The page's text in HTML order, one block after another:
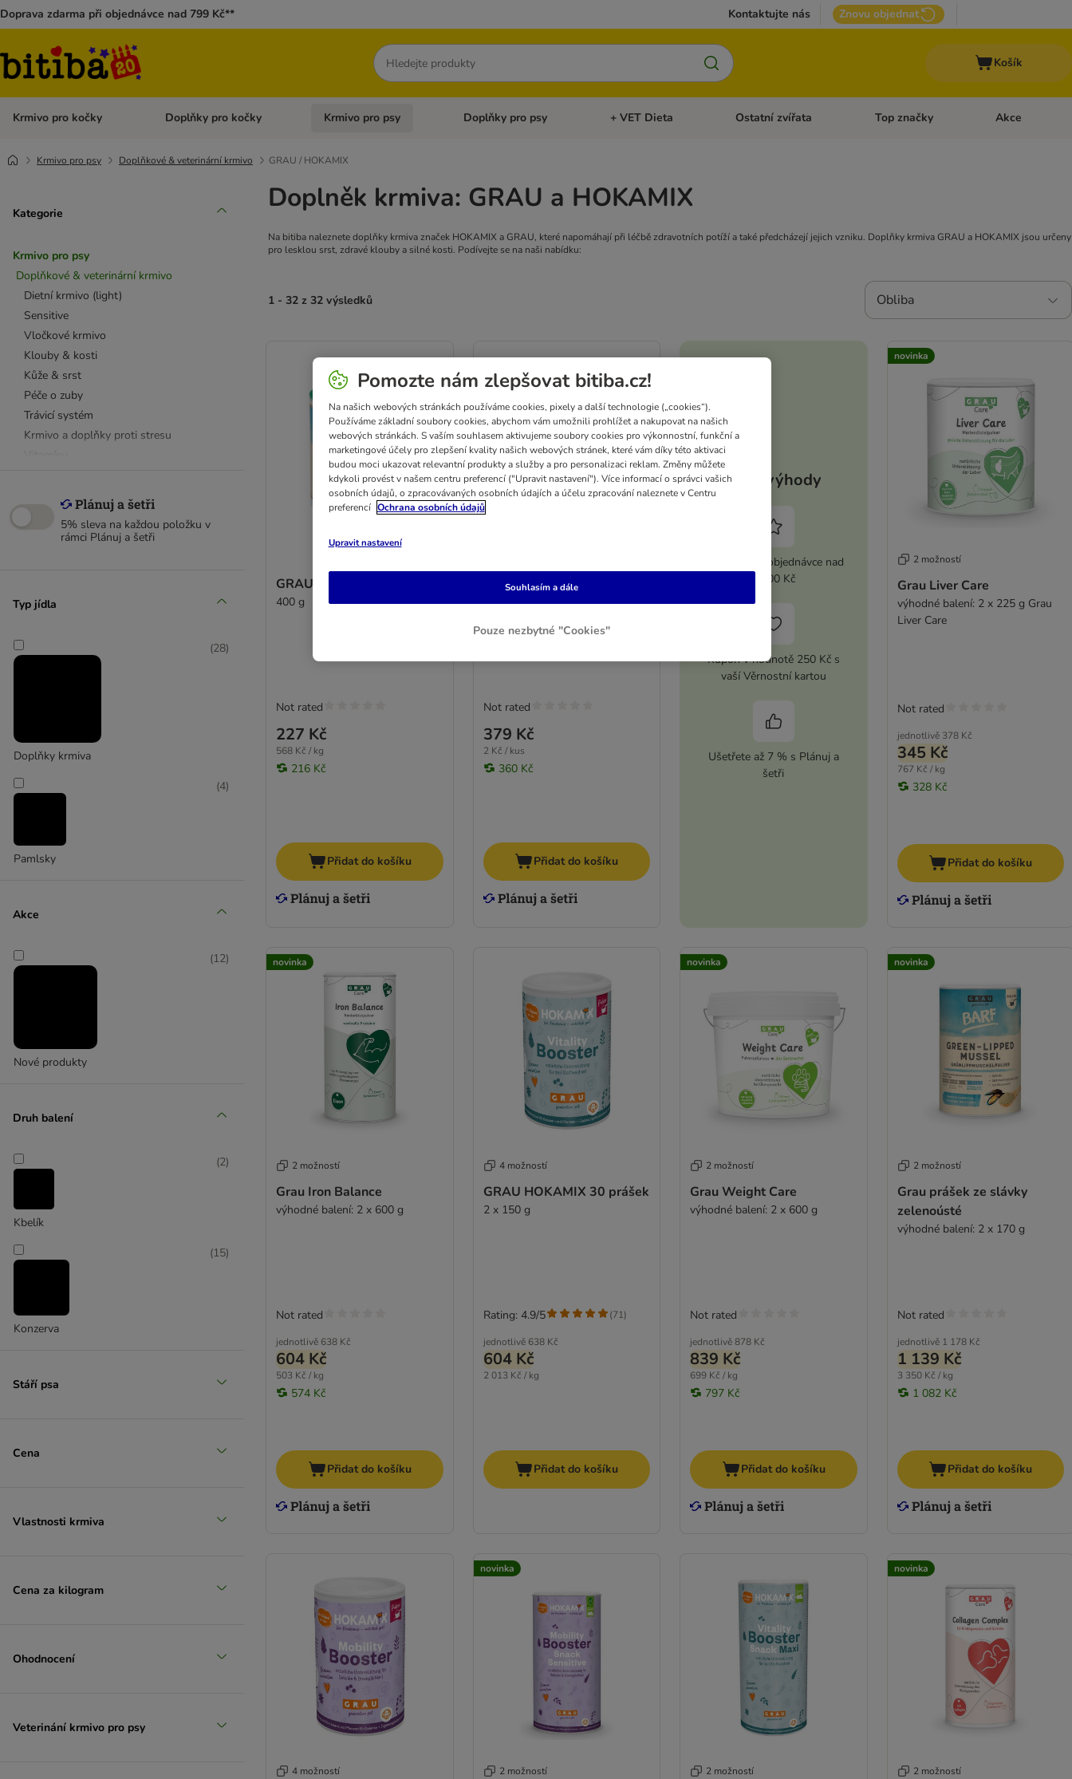
Doprava zdarma při objednávce nad 799 Kč** Kontaktujte nás Znovu objednat
Hledat
Košík
Krmivo pro kočky Otevřít menu: Krmivo pro kočky
Doplňky pro kočky Otevřít menu: Doplňky pro kočky
Krmivo pro psy Otevřít menu: Krmivo pro psy
Doplňky pro psy Otevřít menu: Doplňky pro psy
+ VET Dieta Otevřít menu: + VET Dieta
Ostatní zvířata Otevřít menu: Ostatní zvířata
Top značky Otevřít menu:
Akce
Krmivo pro psy Doplňkové & veterinární krmivo GRAU / HOKAMIX
Kategorie
Krmivo pro psy
Doplňkové & veterinární krmivo
Dietní krmivo (light)
Sensitive
Vločkové krmivo
Klouby & kosti
Kůže & srst
Péče o zuby
Trávicí systém
Krmivo a doplňky proti stresu
Animonda Integra
Caniland
Forza 10
Hill's Prescription Diet
Rinti Canine (dříve Reddy)
Rocco Diet Care
Paws & Patch
5% sleva na každou položku v
rámci Plánuj a šetři
Typ jídla
Doplňky krmiva
(28)
Pamlsky
(4)
Akce
Nové produkty
(12)
Druh balení
Kbelík
(2)
Konzerva
(15)
Stáří psa
Cena
Vlastnosti krmiva
Cena za kilogram
Ohodnocení
Veterinání krmivo pro psy
Doplněk krmiva: GRAU a HOKAMIX
Na bitiba naleznete doplňky krmiva značek HOKAMIX a GRAU, které napomáhají při léčbě zdravotních potíží a také předcházejí jejich vzniku. Doplňky krmiva GRAU a HOKAMIX jsou určeny
pro lesklou srst, zdravé klouby a silné kosti. Podívejte se na naši nabídku:
1 - 32 z 32 výsledků Obliba
GRAU kostní moučka
400 g
227 Kč
568 Kč / kg
216 Kč
Not rated
Přidat do košíku
Grau Česnekové tablety
200 ks
379 Kč
2 Kč / kus
360 Kč
Not rated
Přidat do košíku
Vaše výhody
5% sleva při objednávce nad
2 100 Kč
Kupón v hodnotě 250 Kč s
vaší Věrnostní kartou
Ušetřete až 7 % s Plánuj a
šetři
novinka
2 možností
Grau Liver Care
výhodné balení: 2 x 225 g Grau
Liver Care
jednotlivě 378 Kč
345 Kč
767 Kč / kg
328 Kč
Not rated
Přidat do košíku
novinka
2 možností
Grau Iron Balance
výhodné balení: 2 x 600 g
jednotlivě 638 Kč
604 Kč
503 Kč / kg
574 Kč
Not rated
Přidat do košíku
4 možností
GRAU HOKAMIX 30 prášek
2 x 150 g
jednotlivě 638 Kč
604 Kč
2 013 Kč / kg
Rating: 4.9/5 (71)
Přidat do košíku
novinka
2 možností
Grau Weight Care
výhodné balení: 2 x 600 g
jednotlivě878 Kč
839 Kč
699 Kč / kg
797 Kč
Not rated
Přidat do košíku
novinka
2 možností
Grau prášek ze slávky
zelenoústé
výhodné balení: 2 x 170 g
jednotlivě 1 178 Kč
1 139 Kč
3 350 Kč / kg
1 082 Kč
Not rated
Přidat do košíku
4 možností
novinka
2 možností 2 možností
novinka
2 možností
Pomozte nám zlepšovat bitiba.cz!
Na našich webových stránkách používáme cookies, pixely a další technologie („cookies“).
Používáme základní soubory cookies, abychom vám umožnili prohlížet a nakupovat na našich
webových stránkách. S vaším souhlasem aktivujeme soubory cookies pro výkonnostní, funkční a
marketingové účely pro zlepšení kvality našich webových stránek, které vám díky této aktivaci
budou moci ukazovat relevantní produkty a služby a pro personalizaci reklam. Změny můžete
kdykoli provést v našem centru preferencí ("Upravit nastavení"). Více informací o správci vašich
osobních údajů, o zpracovávaných osobních údajích a účelu zpracování naleznete v Centru
preferencí Ochrana osobních údajů
Upravit nastavení
Pouze nezbytné "Cookies"
Souhlasím a dále